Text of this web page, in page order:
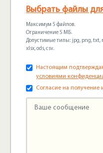
Выбрать файлы
Максимум 5 файлов.
Ограничение 5 МБ.
Допустимые типы: jpg, png, txt,
xlsx, ods, csv.
Настоящим
условиями
Согласие на